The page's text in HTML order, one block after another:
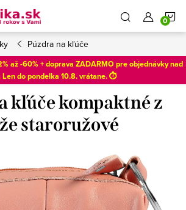
Púzdra na kľúče
až -60% + doprava ZADARMO pre objednávky nad
dopondelka 10.8. vrátane. ⏱️
kľúče kompaktné z
staroružové